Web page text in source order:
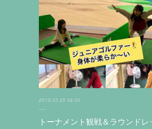
2019.03.25 08:00
トーナメント観戦＆ラウンドレ